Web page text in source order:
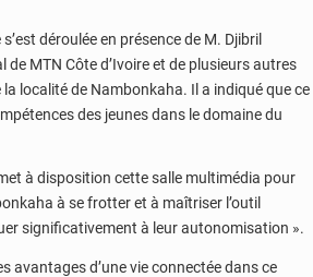
déroulée en présence de M. Djibril
MTN Côte d’Ivoire et de plusieurs autres
localité de Nambonkaha. Il a indiqué que ce
des jeunes dans le domaine du
à disposition cette salle multimédia pour
à se frotter et à maîtriser l’outil
significativement à leur autonomisation ».
avantages d’une vie connectée dans ce